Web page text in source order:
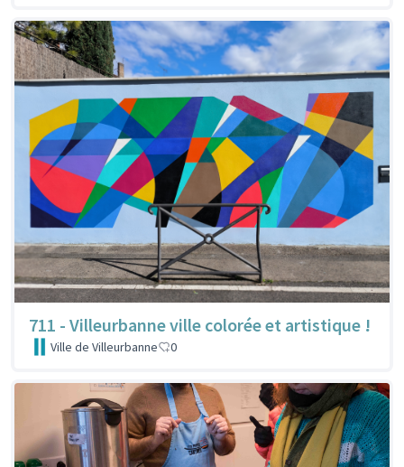
711 - Villeurbanne ville colorée et artistique !
Ville de Villeurbanne 0